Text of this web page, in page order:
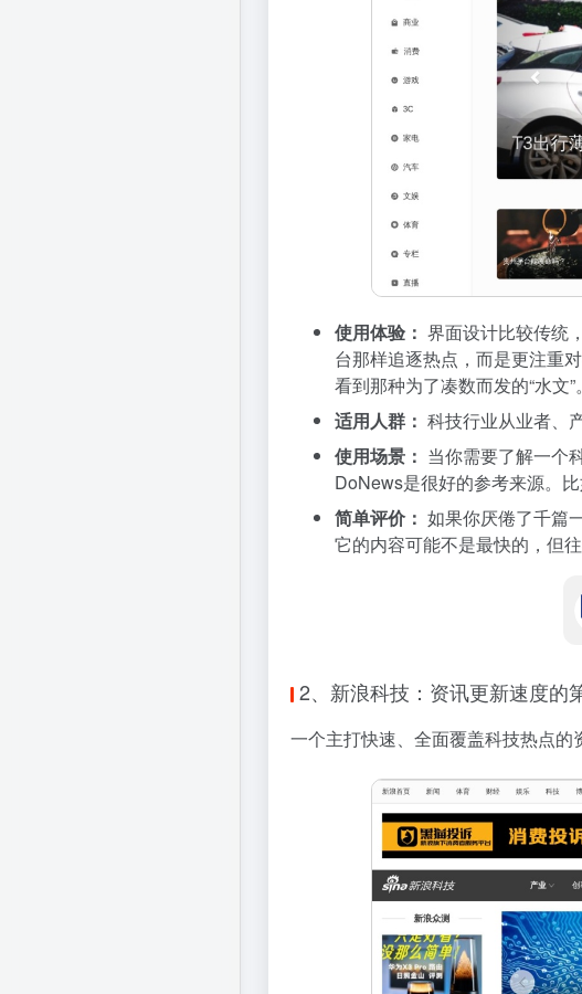
使用体验： 界面设计比较传统
台那样追逐热点，而是更注重
看到那种为了凑数而发的“水文”。
适用人群： 科技行业从业者、
使用场景： 当你需要了解一个
DoNews是很好的参考来源。
简单评价： 如果你厌倦了千篇
它的内容可能不是最快的，但往
2、新浪科技：资讯更新速度的
一个主打快速、全面覆盖科技热点的